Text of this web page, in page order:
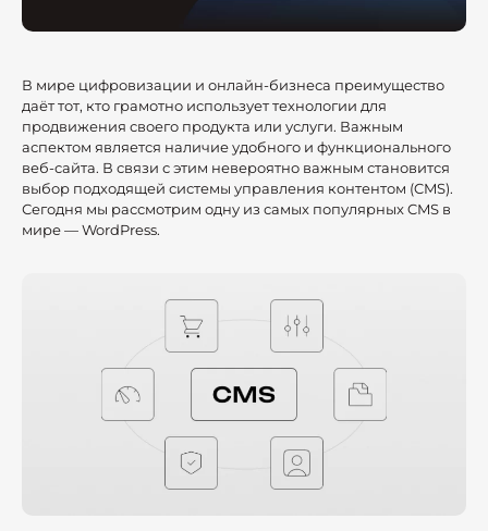
В мире цифровизации и онлайн-бизнеса преимущество
даёт тот, кто грамотно использует технологии для
продвижения своего продукта или услуги. Важным
аспектом является наличие удобного и функционального
веб-сайта. В связи с этим невероятно важным становится
выбор подходящей системы управления контентом (CMS).
Сегодня мы рассмотрим одну из самых популярных CMS в
мире — WordPress.